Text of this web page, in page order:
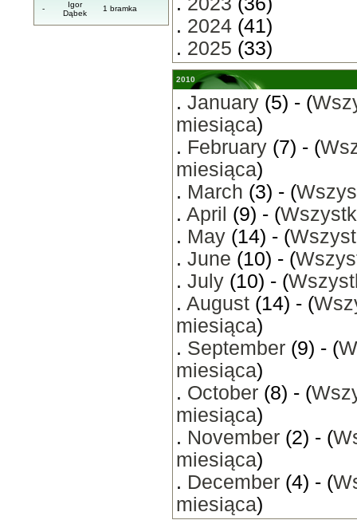
-
Igor
Dąbek
1 bramka
. 2024 (41)
. 2025 (33)
2010
. January (5) - (
miesiąca)
. February (7) - (
miesiąca)
. March (3) - (
. April (9) - (
. May (14) - (
. June (10) - (
. July (10) - (
. August (14) - (
miesiąca)
. September (9) - (
miesiąca)
. October (8) - (
miesiąca)
. November (2) - (
miesiąca)
. December (4) - (
miesiąca)